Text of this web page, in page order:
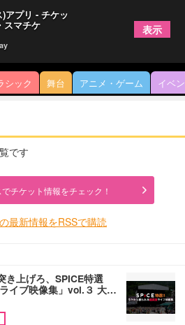
シック 舞台 アニメ・ゲーム イベ
です
チケット情報をチェック！
最新情報をRSSで購読
き上げろ、SPICE特選
イブ映像集」vol.３ 大…
アプリ - チケッ
スマチケ 表示